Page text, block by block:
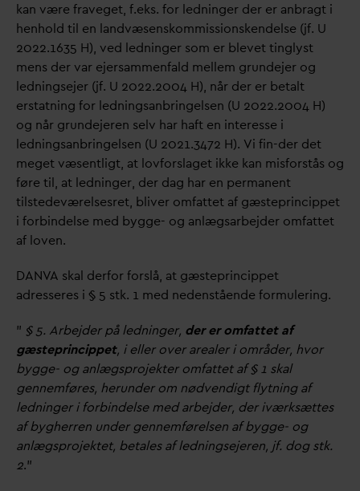
kan være fraveget, f.eks. for ledninger der er anbragt i
henhold til en landvæsenskommissionskendelse (jf. U
2022.1635 H), ved ledninger som er blevet tinglyst
mens der var ejersammenfald mellem grundejer og
ledningsejer (jf. U 2022.2004 H), når der er betalt
erstatning for ledningsanbringelsen (U 2022.2004 H)
og når grundejeren selv har haft en interesse i
ledningsanbringelsen (U 2021.3472 H). Vi fin-der det
meget væsentligt, at lovforslaget ikke kan misforstås og
føre til, at ledninger, der dag har en permanent
tilstedeværelsesret, bliver omfattet af gæsteprincippet
i forbindelse med bygge- og anlægsarbejder omfattet
af loven.
DANVA skal derfor forslå, at gæsteprincippet
adresseres i § 5 stk. 1 med nedenstående formulering.
” § 5. Arbejder på ledninger, der er omfattet af
gæsteprincippet, i eller over arealer i områder, hvor
bygge- og anlægsprojekter omfattet af § 1 skal
gennemføres, herunder om nødvendigt flytning af
ledninger i forbindelse med arbejder, der iværksættes
af bygherren under gennemførelsen af bygge- og
anlægsprojektet, betales af ledningsejeren, jf. dog stk.
2.”